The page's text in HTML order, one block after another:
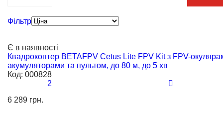
З FPV
З барометром
З відеокамерою
З окулярами
Фільтр
Є в наявності
Квадрокоптер BETAFPV Cetus Lite FPV Kit з FPV-
акумуляторами та пультом, до 80 м, до 5 хв
Код: 000828
2
6 289 грн.